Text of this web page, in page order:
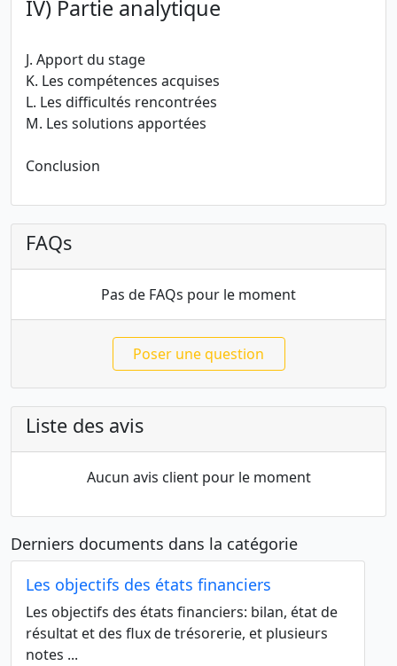
IV) Partie analytique
J. Apport du stage
K. Les compétences acquises
L. Les difficultés rencontrées
M. Les solutions apportées
Conclusion
FAQs
Pas de FAQs pour le moment
Poser une question
Liste des avis
Aucun avis client pour le moment
Derniers documents dans la catégorie
Les objectifs des états financiers
Les objectifs des états financiers: bilan, état de
résultat et des flux de trésorerie, et plusieurs
notes ...